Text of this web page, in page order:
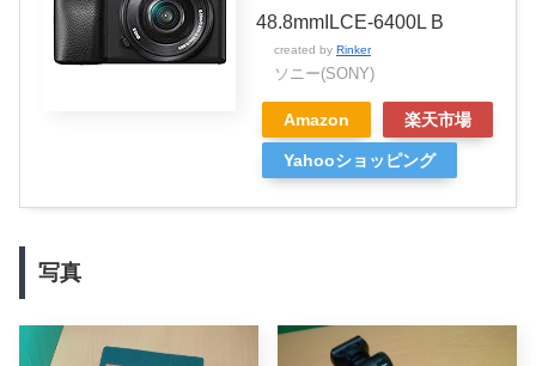
48.8mmILCE-6400L B
created by Rinker
ソニー(SONY)
Amazon 楽天市場
Yahooショッピング
写真